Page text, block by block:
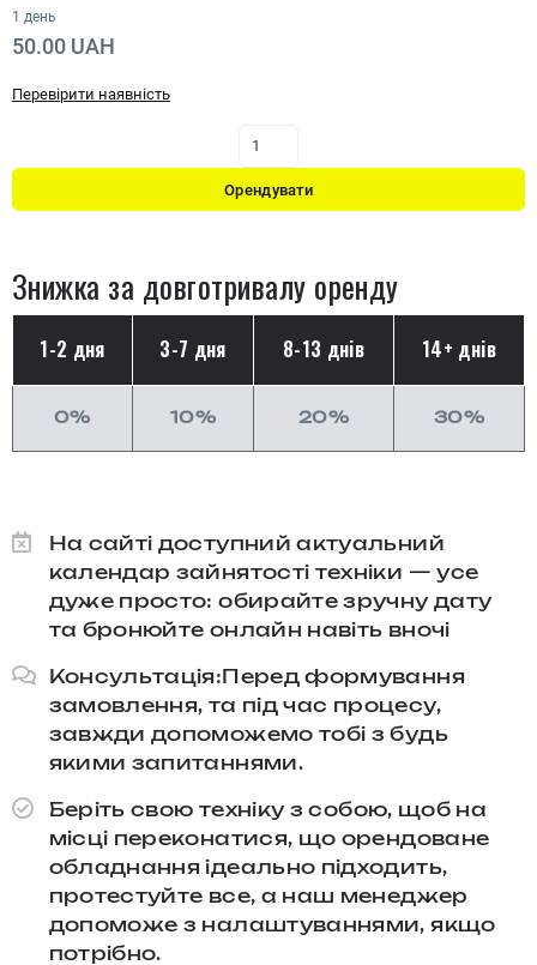
1 день
50.00 UAH
Перевірити наявність
Орендувати
Знижка за довготривалу оренду
1-2 дня 3-7 дня 8-13 днів 14+ днів
0% 10% 20% 30%
На сайті доступний актуальний
календар зайнятості техніки — усе
дуже просто: обирайте зручну дату
та бронюйте онлайн навіть вночі
Консультація:Перед формування
замовлення, та під час процесу,
завжди допоможемо тобі з будь
якими запитаннями.​
Беріть свою техніку з собою, щоб на
місці переконатися, що орендоване
обладнання ідеально підходить,
протестуйте все, а наш менеджер
допоможе з налаштуваннями, якщо
потрібно.